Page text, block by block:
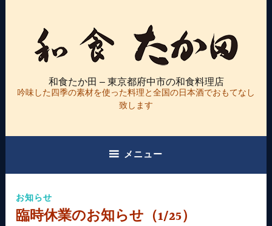
和食たか田 – 東京都府中市の和食料理店
吟味した四季の素材を使った料理と全国の日本酒でおもてなし
致します
メニュー
お知らせ
臨時休業のお知らせ（1/25）